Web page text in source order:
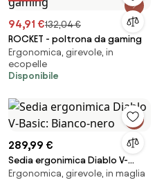
94,91 €132,04 €
ROCKET - poltrona da gaming
Ergonomica, girevole, in
ecopelle
Disponibile
289,99 €
Sedia ergonimica Diablo V-
Basic: Bianco-nero
Ergonomica, girevole, in maglia